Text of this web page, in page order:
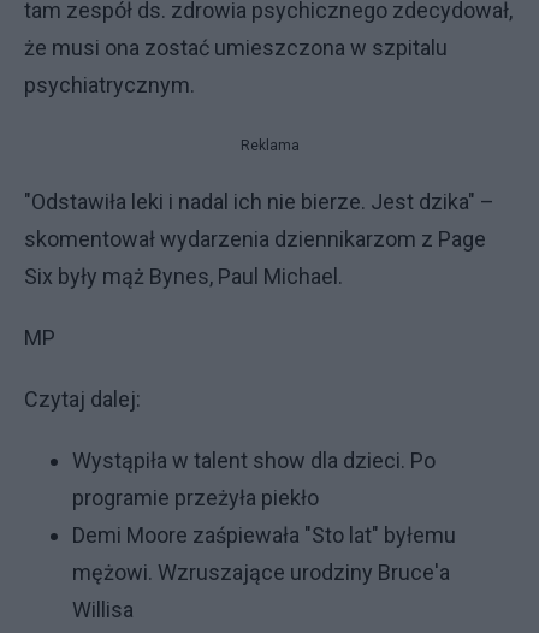
tam zespół ds. zdrowia psychicznego zdecydował,
że musi ona zostać umieszczona w szpitalu
psychiatrycznym.
Reklama
"Odstawiła leki i nadal ich nie bierze. Jest dzika" –
skomentował wydarzenia dziennikarzom z Page
Six były mąż Bynes, Paul Michael.
MP
Czytaj dalej:
Wystąpiła w talent show dla dzieci. Po
programie przeżyła piekło
Demi Moore zaśpiewała "Sto lat" byłemu
mężowi. Wzruszające urodziny Bruce'a
Willisa